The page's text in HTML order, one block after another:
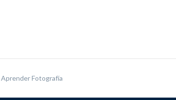
Aprender Fotografía